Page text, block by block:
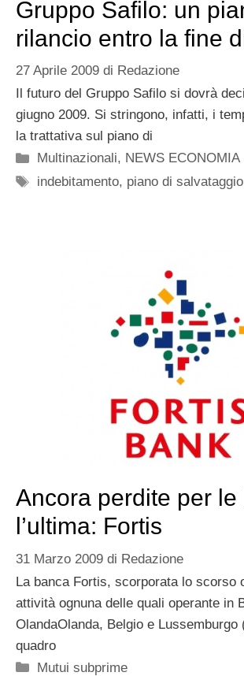
Gruppo Safilo: un
rilancio entro la fine
27 Aprile 2009 di Redazione
Il futuro del Gruppo Safilo si dovrà
giugno 2009. Si stringono, infatti, i
la trattativa sul piano di
Categorie
Multinazionali, NEWS ECONOMIA
Tag
indebitamento, piano di salvataggio
Ancora perdite per le
l’ultima: Fortis
31 Marzo 2009 di Redazione
La banca Fortis, scorporata lo scorso
attività ognuna delle quali operante in
OlandaOlanda, Belgio e Lussemburgo
quadro
Categorie
Mutui subprime